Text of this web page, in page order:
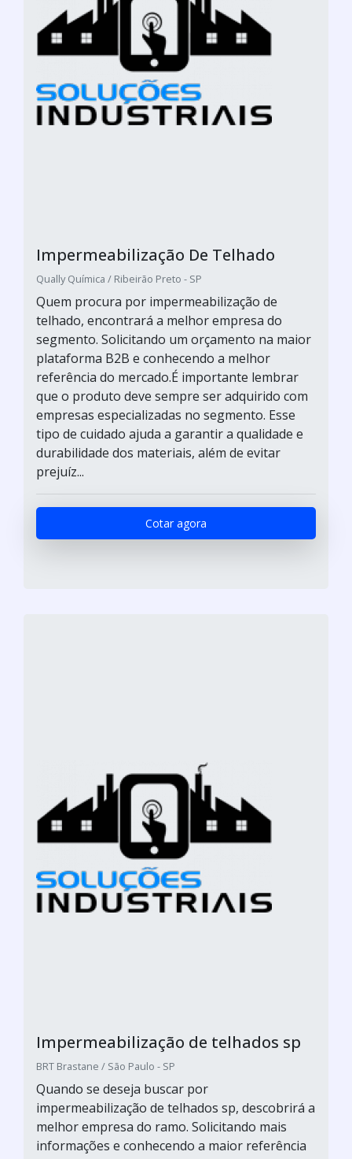
Impermeabilização De Telhado
Qually Química / Ribeirão Preto - SP
Quem procura por impermeabilização de
telhado, encontrará a melhor empresa do
segmento. Solicitando um orçamento na maior
plataforma B2B e conhecendo a melhor
referência do mercado.É importante lembrar
que o produto deve sempre ser adquirido com
empresas especializadas no segmento. Esse
tipo de cuidado ajuda a garantir a qualidade e
durabilidade dos materiais, além de evitar
prejuíz...
Cotar agora
Impermeabilização de telhados sp
BRT Brastane / São Paulo - SP
Quando se deseja buscar por
impermeabilização de telhados sp, descobrirá a
melhor empresa do ramo. Solicitando mais
informações e conhecendo a maior referência